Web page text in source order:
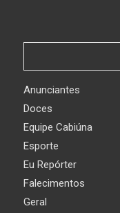
Anunciantes
Doces
Equipe Cabiúna
Esporte
Eu Repórter
Falecimentos
Geral